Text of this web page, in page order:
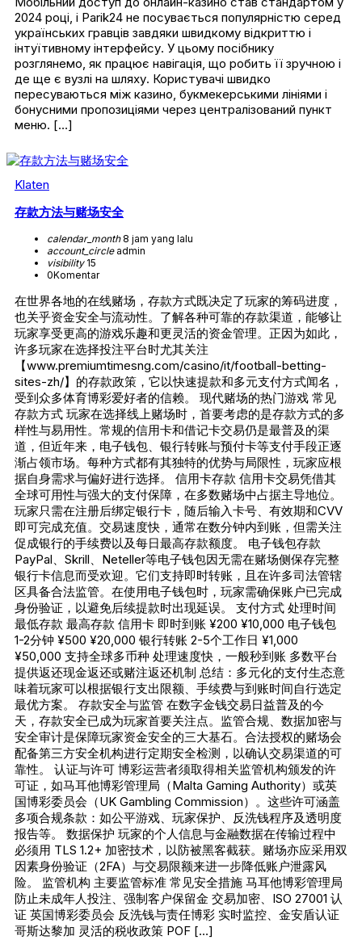
2024 році, і Parik24 не посувається популярністю серед
українських гравців завдяки швидкому відкриттю і
інтуїтивному інтерфейсу. У цьому посібнику
розглянемо, як працює навігація, що робить її зручною і
де ще є вузлі на шляху. Користувачі швидко
пересуваються між казино, букмекерськими лініями і
бонусними пропозиціями через централізований пункт
меню. […]
Klaten
存款方法与赌场安全
calendar_month8 jam yang lalu
account_circleadmin
visibility15
0Komentar
在世界各地的在线赌场，存款方式既决定了玩家的筹码进度，
也关乎资金安全与流动性。了解各种可靠的存款渠道，能够让
玩家享受更高的游戏乐趣和更灵活的资金管理。正因为如此，
许多玩家在选择投注平台时尤其关注
【www.premiumtimesng.com/casino/it/football-betting-
sites-zh/】的存款政策，它以快速提款和多元支付方式闻名，
受到众多体育博彩爱好者的信赖。 现代赌场的热门游戏 常见
存款方式 玩家在选择线上赌场时，首要考虑的是存款方式的多
样性与易用性。常规的信用卡和借记卡交易仍是最普及的渠
道，但近年来，电子钱包、银行转账与预付卡等支付手段正逐
渐占领市场。每种方式都有其独特的优势与局限性，玩家应根
据自身需求与偏好进行选择。 信用卡存款 信用卡交易凭借其
全球可用性与强大的支付保障，在多数赌场中占据主导地位。
玩家只需在注册后绑定银行卡，随后输入卡号、有效期和CVV
即可完成充值。交易速度快，通常在数分钟内到账，但需关注
促成银行的手续费以及每日最高存款额度。 电子钱包存款
PayPal、Skrill、Neteller等电子钱包因无需在赌场侧保存完整
银行卡信息而受欢迎。它们支持即时转账，且在许多司法管辖
区具备合法监管。在使用电子钱包时，玩家需确保账户已完成
身份验证，以避免后续提款时出现延误。 支付方式 处理时间
最低存款 最高存款 信用卡 即时到账 ¥200 ¥10,000 电子钱包
1-2分钟 ¥500 ¥20,000 银行转账 2-5个工作日 ¥1,000
¥50,000 支持全球多币种 处理速度快，一般秒到账 多数平台
提供返还现金返还或赌注返还机制 总结：多元化的支付生态意
味着玩家可以根据银行支出限额、手续费与到账时间自行选定
最优方案。 存款安全与监管 在数字金钱交易日益普及的今
天，存款安全已成为玩家首要关注点。监管合规、数据加密与
安全审计是保障玩家资金安全的三大基石。合法授权的赌场会
配备第三方安全机构进行定期安全检测，以确认交易渠道的可
靠性。 认证与许可 博彩运营者须取得相关监管机构颁发的许
可证，如马耳他博彩管理局（Malta Gaming Authority）或英
国博彩委员会（UK Gambling Commission）。这些许可涵盖
多项合规条款：如公平游戏、玩家保护、反洗钱程序及透明度
报告等。 数据保护 玩家的个人信息与金融数据在传输过程中
必须用 TLS 1.2+ 加密技术，以防被黑客截获。赌场亦应采用双
因素身份验证（2FA）与交易限额来进一步降低账户泄露风
险。 监管机构 主要监管标准 常见安全措施 马耳他博彩管理局
防止未成年人投注、强制客户保留金 交易加密、ISO 27001 认
证 英国博彩委员会 反洗钱与责任博彩 实时监控、金安盾认证
哥斯达黎加 灵活的税收政策 POF […]